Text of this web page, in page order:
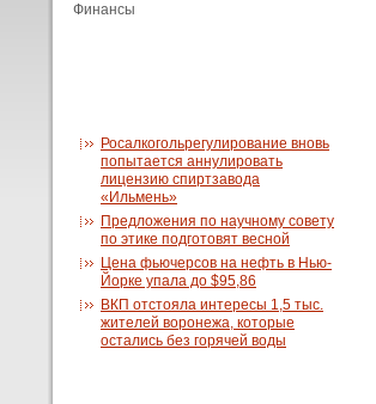
Финансы
Росалкогольрегулирование вновь
попытается аннулировать
лицензию спиртзавода
«Ильмень»
Предложения по научному совету
по этике подготовят весной
Цена фьючерсов на нефть в Нью-
Йорке упала до $95,86
ВКП отстояла интересы 1,5 тыс.
жителей воронежа, которые
остались без горячей воды